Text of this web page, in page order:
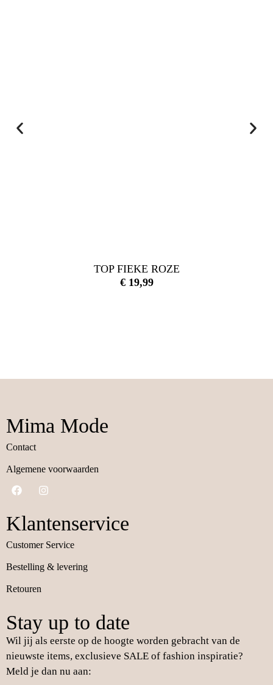
TOP FIEKE ROZE
€19,99
Mima Mode
Contact
Algemene voorwaarden
Klantenservice
Customer Service
Bestelling & levering
Retouren
Stay up to date
Wil jij als eerste op de hoogte worden gebracht van de
nieuwste items, exclusieve SALE of fashion inspiratie?
Meld je dan nu aan: